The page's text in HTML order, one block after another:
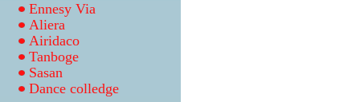
Ennesy Via
Aliera
Airidaco
Tanboge
Sasan
Dance colledge